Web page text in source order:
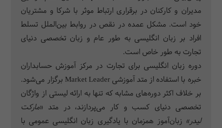
مدیران و کارکنان در برقراری ارتباط موثر با شرکا و مشتریان
خود است. مشکل عمده در نقص در روابط بین‌الملل تسلط
افراد بر زبان انگلیسی به طور عام و زبان تخصصی دنیای
تجارت به طور خاص است.
دوره زبان انگلیسی برای تجارت در مرکز آموزش حسابداران
خبره با استفاده از متد آموزشی Market Leader برگزار می‌­شود.
بر خلاف اکثر دوره‌های مشابه که تنها به ارائه لیستی از واژگان
تخصصی دنیای کسب و کار می‌­پردازند، در متد «مارکت
لیدر» زبان‌آموز همزمان با یادگیری زبان انگلیسی عمومی با